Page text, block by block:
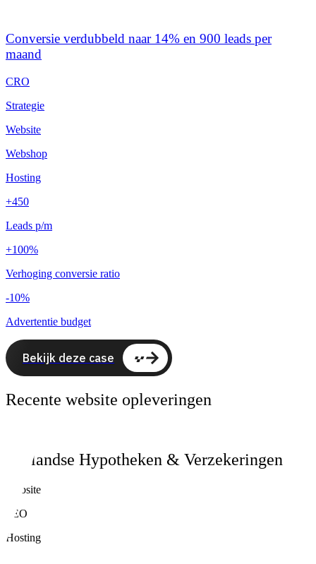
Conversie verdubbeld naar 14% en 900 leads per
maand
CRO
Strategie
Website
Webshop
Hosting
+450
Leads p/m
+100%
Verhoging conversie ratio
-10%
Advertentie budget
Bekijk deze case
Recente website opleveringen
Hollandse Hypotheken & Verzekeringen
Website
SEO
Hosting